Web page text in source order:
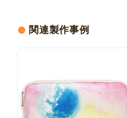
関連製作事例